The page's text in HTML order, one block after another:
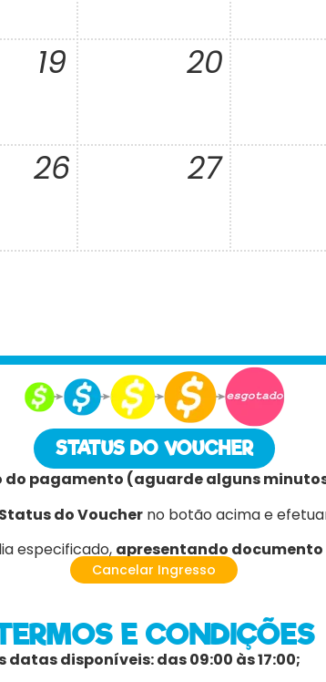
19 20
26 27
STATUS DO VOUCHER
do pagamento (aguarde alguns
do Voucher no botão acima e
especificado, apresentando
Cancelar Ingresso
E CONDIÇÕES
disponíveis: das 09:00 às 17:00;